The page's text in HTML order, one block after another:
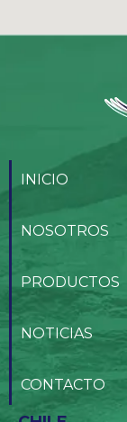
INICIO
NOSOTROS
PRODUCTOS
NOTICIAS
CONTACTO